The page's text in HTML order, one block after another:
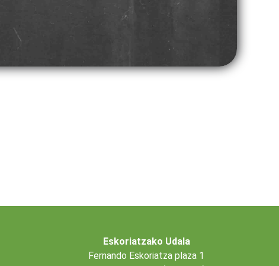
Eskoriatzako Udala
Fernando Eskoriatza plaza 1